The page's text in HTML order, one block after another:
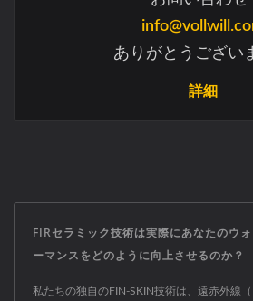
ありがとうござい
詳細
FIRセラミック技術は実際にあなたのウ
ーマンスをどのように向上させるのか？
私たちの独自のFIN-SKIN技術は、遠赤外線